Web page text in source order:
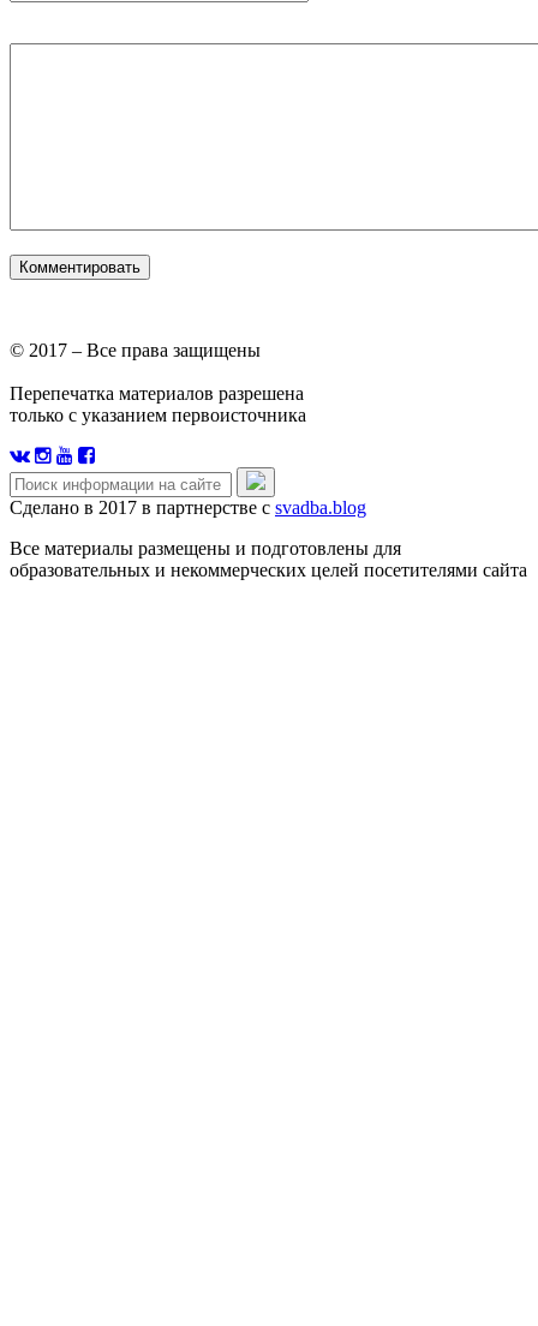
© 2017 – Все права защищены
Перепечатка материалов разрешена
только с указанием первоисточника
Сделано в 2017 в партнерстве с svadba.blog
Все материалы размещены и подготовлены для
образовательных и некоммерческих целей посетителями сайта